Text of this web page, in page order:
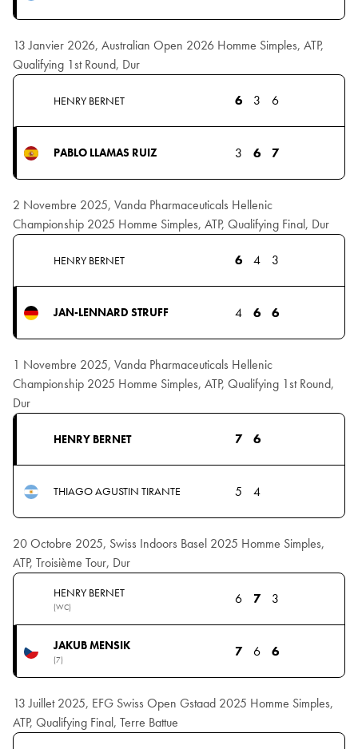
13 Janvier 2026, Australian Open 2026 Homme Simples, ATP,
Qualifying 1st Round, Dur
HENRY BERNET 6 3 6
PABLO LLAMAS RUIZ 3 6 7
2 Novembre 2025, Vanda Pharmaceuticals Hellenic
Championship 2025 Homme Simples, ATP, Qualifying Final, Dur
HENRY BERNET 6 4 3
JAN-LENNARD STRUFF 4 6 6
1 Novembre 2025, Vanda Pharmaceuticals Hellenic
Championship 2025 Homme Simples, ATP, Qualifying 1st Round,
Dur
HENRY BERNET 7 6
THIAGO AGUSTIN TIRANTE 5 4
20 Octobre 2025, Swiss Indoors Basel 2025 Homme Simples,
ATP, Troisième Tour, Dur
HENRY BERNET
(WC)
6 7 3
JAKUB MENSIK
(7)
7 6 6
13 Juillet 2025, EFG Swiss Open Gstaad 2025 Homme Simples,
ATP, Qualifying Final, Terre Battue